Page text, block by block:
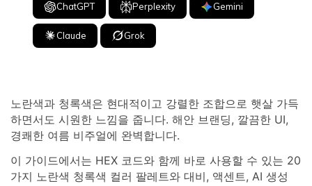
ChatGPT Perplexity Gemini
Claude Grok
노란색과 청록색은 현대적이고 강렬한 조합으로 햇살 가득
하면서도 시원한 느낌을 줍니다. 해안 브랜딩, 깔끔한 UI,
경쾌한 여름 비주얼에 완벽합니다.
이 가이드에서는 HEX 코드와 함께 바로 사용할 수 있는 20
가지 노란색 청록색 컬러 팔레트와 대비, 액센트, AI 생성